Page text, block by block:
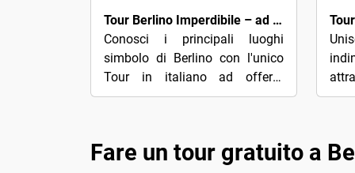
Tour Berlino Imperdibile – ad offerta alla fine del tour
Conosci i principali luoghi
simbolo di Berlino con l'unico
Tour in italiano ad offerta
volontaria. Scopri la capitale
Fare un tour gratuito a